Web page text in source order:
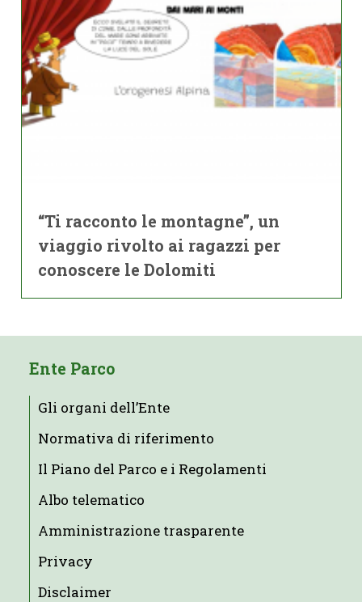
“Ti racconto le montagne”, un
viaggio rivolto ai ragazzi per
conoscere le Dolomiti
Ente Parco
Gli organi dell’Ente
Normativa di riferimento
Il Piano del Parco e i Regolamenti
Albo telematico
Amministrazione trasparente
Privacy
Disclaimer